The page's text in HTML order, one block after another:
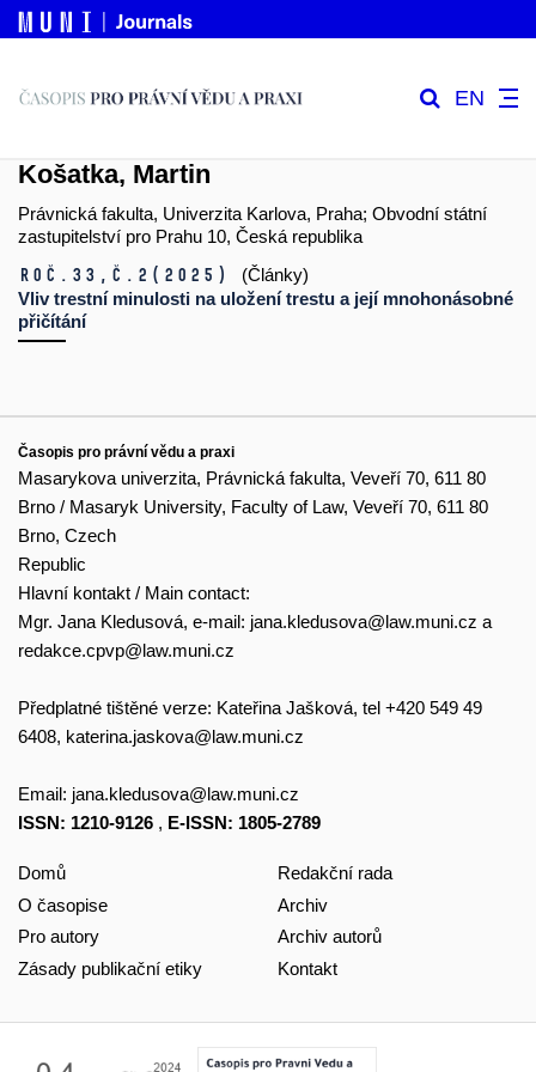
EN
Košatka, Martin
Právnická fakulta, Univerzita Karlova, Praha; Obvodní státní
zastupitelství pro Prahu 10, Česká republika
Roč.33, č.2 (2025)
(Články)
Vliv trestní minulosti na uložení trestu a její mnohonásobné
přičítání
Časopis pro právní vědu a praxi
Masarykova univerzita, Právnická fakulta, Veveří 70, 611 80
Brno / Masaryk University, Faculty of Law, Veveří 70, 611 80
Brno, Czech
Republic
Hlavní kontakt / Main contact:
Mgr. Jana Kledusová, e-mail: jana.kledusova@law.muni.cz a
redakce.cpvp@law.muni.cz
Předplatné tištěné verze: Kateřina Jašková, tel +420 549 49
6408, katerina.jaskova@law.muni.cz
Email: jana.kledusova@law.muni.cz
ISSN: 1210-9126 , E-ISSN: 1805-2789
Domů
O časopise
Pro autory
Zásady publikační etiky
Redakční rada
Archiv
Archiv autorů
Kontakt